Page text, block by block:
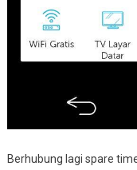
Berhubung lagi spare